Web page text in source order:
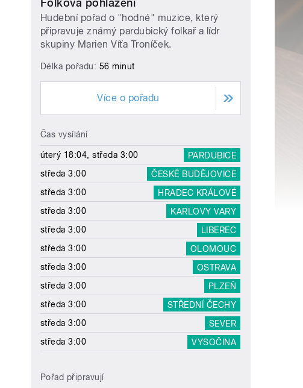
Folková pohlazení
Hudební pořad o "hodné" muzice, který
připravuje známý pardubický folkař a lídr
skupiny Marien Víťa Troníček.
Délka pořadu: 56 minut
Více o pořadu
Čas vysílání
úterý 18:04, středa 3:00
PARDUBICE
středa 3:00
ČESKÉ BUDĚJOVICE
středa 3:00
HRADEC KRÁLOVÉ
středa 3:00
KARLOVY VARY
středa 3:00
LIBEREC
středa 3:00
OLOMOUC
středa 3:00
OSTRAVA
středa 3:00
PLZEŇ
středa 3:00
STŘEDNÍ ČECHY
středa 3:00
SEVER
středa 3:00
VYSOČINA
Pořad připravují